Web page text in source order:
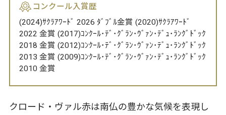
コンクール入賞歴
(2024)ｻｸﾗｱﾜｰﾄﾞ 2026 ﾀﾞﾌﾞﾙ金賞 (2020)ｻｸﾗｱﾜｰﾄﾞ
2022 金賞 (2017)ｺﾝｸｰﾙ･ﾃﾞ･ｸﾞﾗﾝ･ｳﾞｧﾝ･ﾃﾞｭ･ﾗﾝｸﾞﾄﾞｯｸ
2018 金賞 (2012)ｺﾝｸｰﾙ･ﾃﾞ･ｸﾞﾗﾝ･ｳﾞｧﾝ･ﾃﾞｭ･ﾗﾝｸﾞﾄﾞｯｸ
2013 金賞 (2009)ｺﾝｸｰﾙ･ﾃﾞ･ｸﾞﾗﾝ･ｳﾞｧﾝ･ﾃﾞｭ･ﾗﾝｸﾞﾄﾞｯｸ
2010 金賞
クロード・ヴァル赤は南仏の豊かな気候を表現し